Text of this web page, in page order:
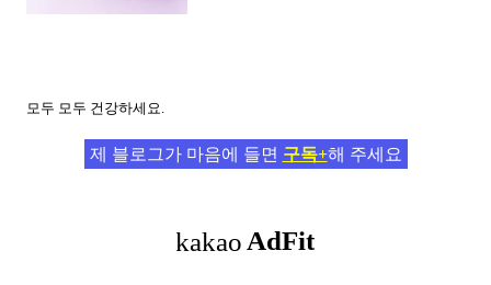
모두 모두 건강하세요.
제 블로그가 마음에 들면 구독+해 주세요